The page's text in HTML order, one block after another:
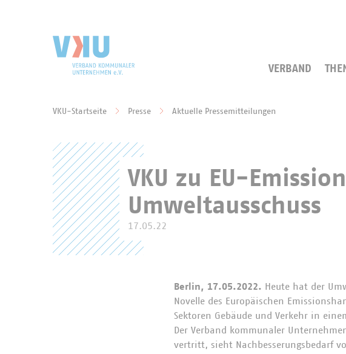
VERBAND
VKU-Startseite Presse Aktuelle Pressemitteilungen
VKU zu EU-
Umweltausschuss
17.05.22
Berlin, 17.05.2022. Heute hat der
Novelle des Europäischen
Sektoren Gebäude und Verkehr in
Der Verband kommunaler
vertritt, sieht Nachbesserungsbedarf